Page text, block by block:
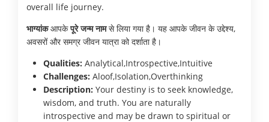
overall life journey.
भाग्यांकआपकेपूरे जन्म नामसे लिया गया है। यह आपके जीवन के उद्देश्य,
अवसरों और समग्र जीवन यात्रा को दर्शाता है।
Qualities: Analytical,Introspective,Intuitive
Challenges: Aloof,Isolation,Overthinking
Description: Your destiny is to seek knowledge,
wisdom, and truth. You are naturally
introspective and may be drawn to spiritual or